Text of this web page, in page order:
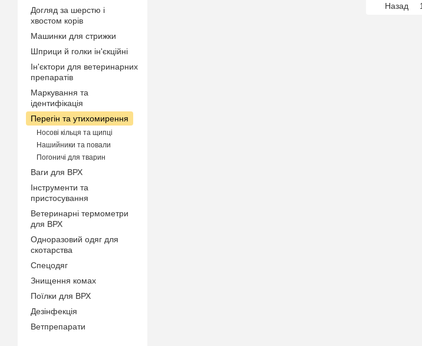
Назад 1
Догляд за шерстю і
хвостом корів
Машинки для стрижки
Шприци й голки ін'єкційні
Ін'єктори для ветеринарних
препаратів
Маркування та
ідентифікація
Перегін та утихомирення
Носові кільця та щипці
Нашийники та повали
Погоничі для тварин
Ваги для ВРХ
Інструменти та
пристосування
Ветеринарні термометри
для ВРХ
Одноразовий одяг для
скотарства
Спецодяг
Знищення комах
Поїлки для ВРХ
Дезінфекція
Ветпрепарати